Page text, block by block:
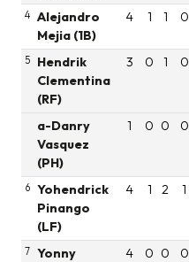
4 Alejandro
Mejia (1B)
4 1 1 0
5
Hendrik
Clementina
(RF)
3 0 1 0
a-Danry
Vasquez
(PH)
1 0 0 0
6
Yohendrick
Pinango
(LF)
4 1 2 1
7 Yonny
4 0 0 0